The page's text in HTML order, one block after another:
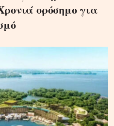
ορόσημο για